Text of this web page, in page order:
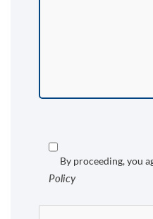
By proceeding, you
Policy